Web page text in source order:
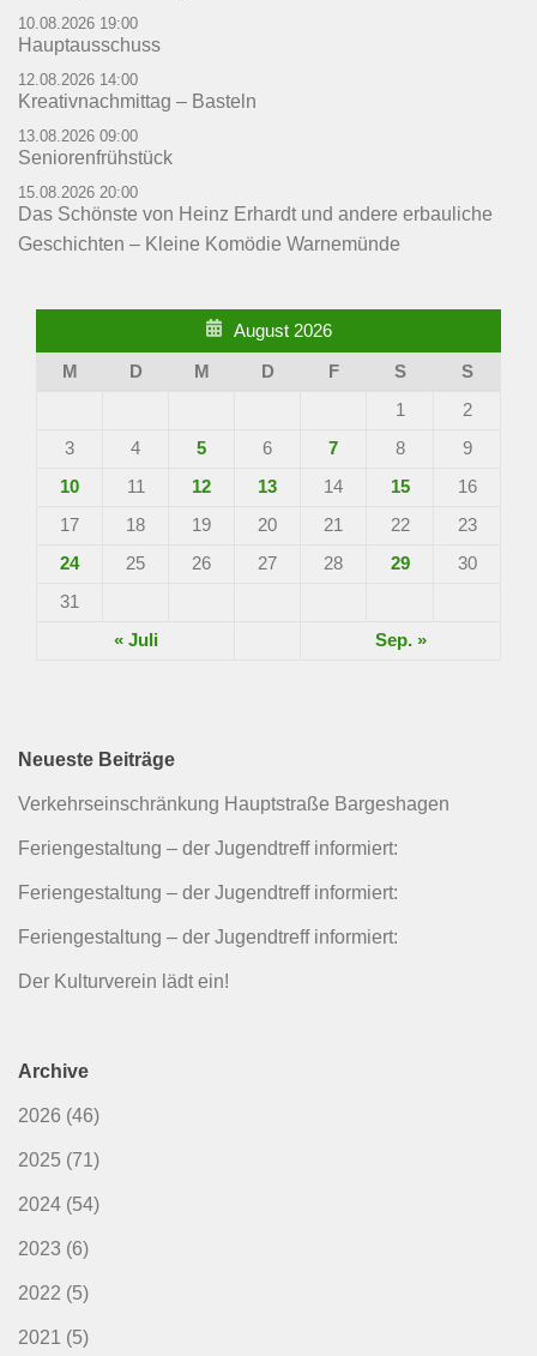
10.08.2026 19:00
Hauptausschuss
12.08.2026 14:00
Kreativnachmittag – Basteln
13.08.2026 09:00
Seniorenfrühstück
15.08.2026 20:00
Das Schönste von Heinz Erhardt und andere erbauliche
Geschichten – Kleine Komödie Warnemünde
August 2026
M D M D F S
S
1
2
3
4 5 6 7 8
9
10
11 12 13 14 15
16
17
18 19 20 21 22
23
24
25 26 27 28 29
30
31
« Juli
Sep. »
Neueste Beiträge
Verkehrseinschränkung Hauptstraße Bargeshagen
Feriengestaltung – der Jugendtreff informiert:
Feriengestaltung – der Jugendtreff informiert:
Feriengestaltung – der Jugendtreff informiert:
Der Kulturverein lädt ein!
Archive
2026 (46)
2025 (71)
2024 (54)
2023 (6)
2022 (5)
2021 (5)